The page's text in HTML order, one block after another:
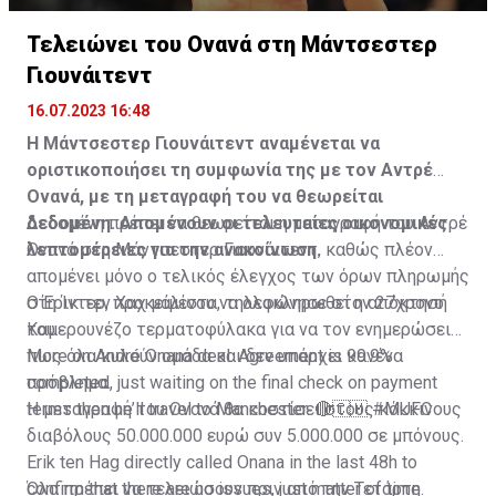
Τελειώνει του Ονανά στη Μάντσεστερ
Γιουνάιτεντ
16.07.2023 16:48
Η Μάντσεστερ Γιουνάιτεντ αναμένεται να
οριστικοποιήσει τη συμφωνία της με τον Αντρέ
Ονανά, με τη μεταγραφή του να θεωρείται
δεδομένη. Απομένουν οι τελευταίες οικονομικές
λεπτομέρειες για την ανακοίνωση.
Δεδομένη πρέπει να θεωρείται η μεταγραφή του Αντρέ
Ονανά στη Μάντσεστερ Γιουνάιτεντ, καθώς πλέον
απομένει μόνο ο τελικός έλεγχος των όρων πληρωμής
στη Ίντερ, προκειμένου να ολοκληρωθεί η απόκτησή
του.
Ο Έρικ τεν Χαχ μάλιστα, τηλεφώνησε στον 27χρονο
Καμερουνέζο τερματοφύλακα για να τον ενημερώσει
πως όλα κυλούν ομάδα και δεν υπάρχει κανένα
πρόβλημα.
More on André Onana deal. Agreement is 99.9%
completed, just waiting on the final check on payment
terms then he’ll travel to Manchester. 🔴🇨🇲#MUFC
Erik ten Hag directly called Onana in the last 48h to
confirm that there are no issues, just matter of time.
Η μεταγραφή του Ονανά θα κοστίσει στους κόκκινους
διαβόλους 50.000.000 ευρώ συν 5.000.000 σε μπόνους.
Όλα πρέπει να τελειώσουν πριν από την Τετάρτη